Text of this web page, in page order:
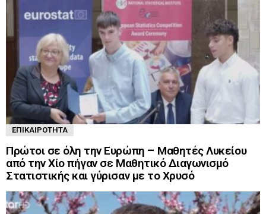
ΕΠΙΚΑΙΡΌΤΗΤΑ
Πρώτοι σε όλη την Ευρώπη – Μαθητές Λυκείου
από την Χίο πήγαν σε Μαθητικό Διαγωνισμό
Στατιστικής και γύρισαν με το Χρυσό